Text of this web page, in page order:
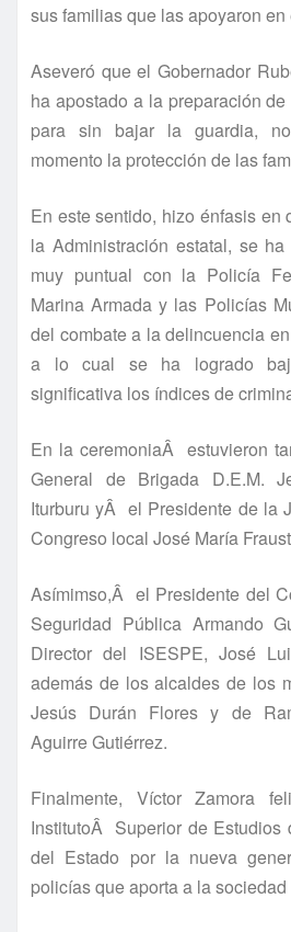
sus familias que las apoyaron en
Aseveró que el Gobernador
ha apostado a la preparación
para sin bajar la guardia,
momento la protección de las
En este sentido, hizo énfasis
la Administración estatal, se
muy puntual con la Policí­a
Marina Armada y las Policí­as
del combate a la delincuencia
a lo cual se ha logrado
significativa los í­ndices de
En la ceremoniaÂ estuvieron
General de Brigada D.E.M.
Iturburu yÂ el Presidente de la
Congreso local José Marí­a
Así­mimso,Â el Presidente del
Seguridad Pública Armando
Director del ISESPE, José
además de los alcaldes de los
Jesús Durán Flores y de
Aguirre Gutiérrez.
Finalmente, Ví­ctor Zamora
InstitutoÂ Superior de Estudios
del Estado por la nueva
policí­as que aporta a la